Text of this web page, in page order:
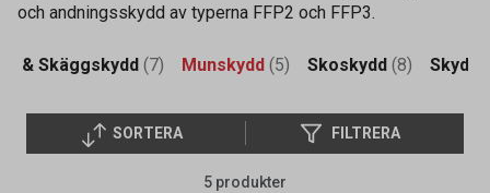
och andningsskydd av typerna FFP2 och FFP3.
& Skäggskydd (7) Munskydd (5) Skoskydd (8)
SORTERA FILTRERA
5 produkter